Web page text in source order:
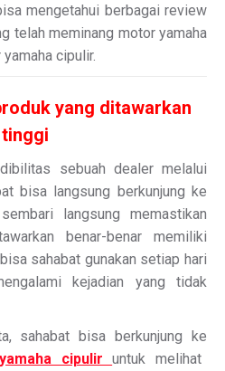
mengetahui berbagai review
telah meminang motor yamaha
cipulir.
yang ditawarkan
sebuah dealer melalui
bisa langsung berkunjung ke
langsung memastikan
benar-benar memiliki
sahabat gunakan setiap hari
kejadian yang tidak
sahabat bisa berkunjung ke
yamaha cipuliruntuk melihat